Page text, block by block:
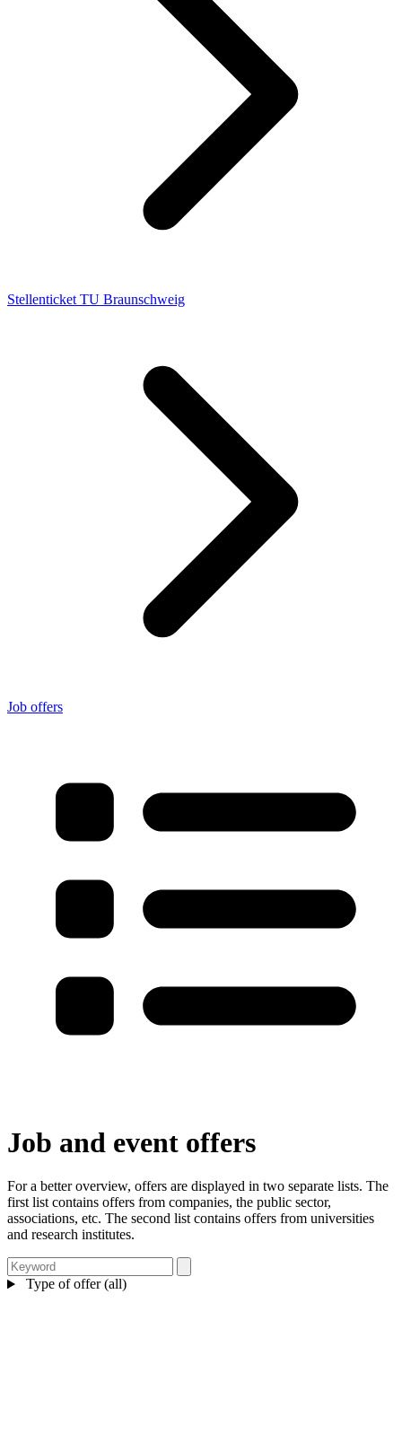
Stellenticket TU Braunschweig
Job offers
Job and event offers
For a better overview, offers are displayed in two separate lists. The
first list contains offers from companies, the public sector,
associations, etc. The second list contains offers from universities
and research institutes.
Type of offer (all)